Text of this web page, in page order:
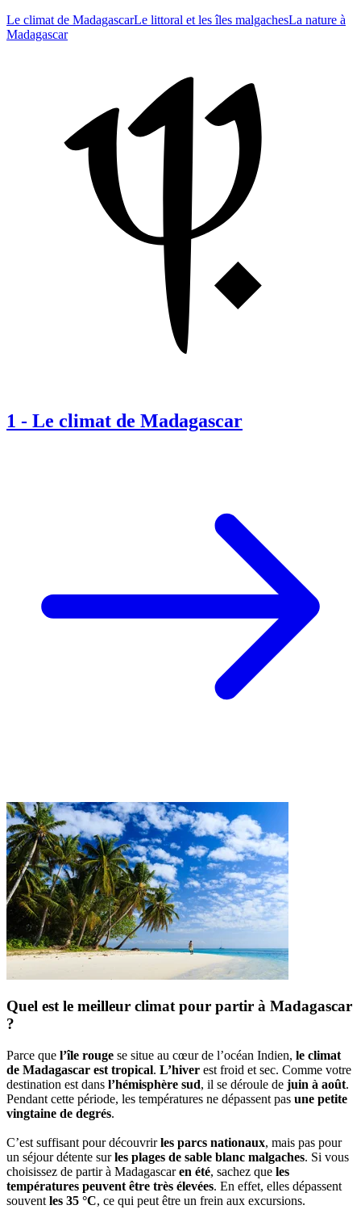
Le climat de MadagascarLe littoral et les îles malgachesLa nature à
Madagascar
1 - Le climat de Madagascar
Quel est le meilleur climat pour partir à Madagascar
?
Parce que l’île rouge se situe au cœur de l’océan Indien, le climat
de Madagascar est tropical. L’hiver est froid et sec. Comme votre
destination est dans l’hémisphère sud, il se déroule de juin à août.
Pendant cette période, les températures ne dépassent pas une petite
vingtaine de degrés.
C’est suffisant pour découvrirles parcs nationaux, mais pas pour
un séjour détente surles plages de sable blanc malgaches. Si vous
choisissez de partir à Madagascaren été, sachez que les
températures peuvent être très élevées. En effet, elles dépassent
souvent les 35 °C, ce qui peut être un frein aux excursions.